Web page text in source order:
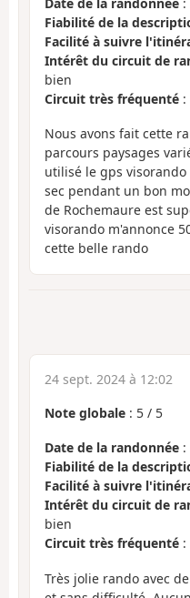
Fiabilité de la
Facilité à suivre
Intérêt du circuit de
bien
Circuit très fréquenté :
Nous avons fait cette
parcours paysages
utilisé le gps
sec pendant un bon
de Rochemaure est
visorando m'annonce
cette belle rando
24 sept. 2024 à 12:02
Note globale : 5 / 5
Date de la randonnée :
Fiabilité de la
Facilité à suivre
Intérêt du circuit de
bien
Circuit très fréquenté :
Très jolie rando avec